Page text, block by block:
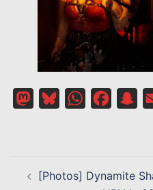
MastodonBlueskyWhatsApp
D’ARTICLE
[Photos] Dynamite